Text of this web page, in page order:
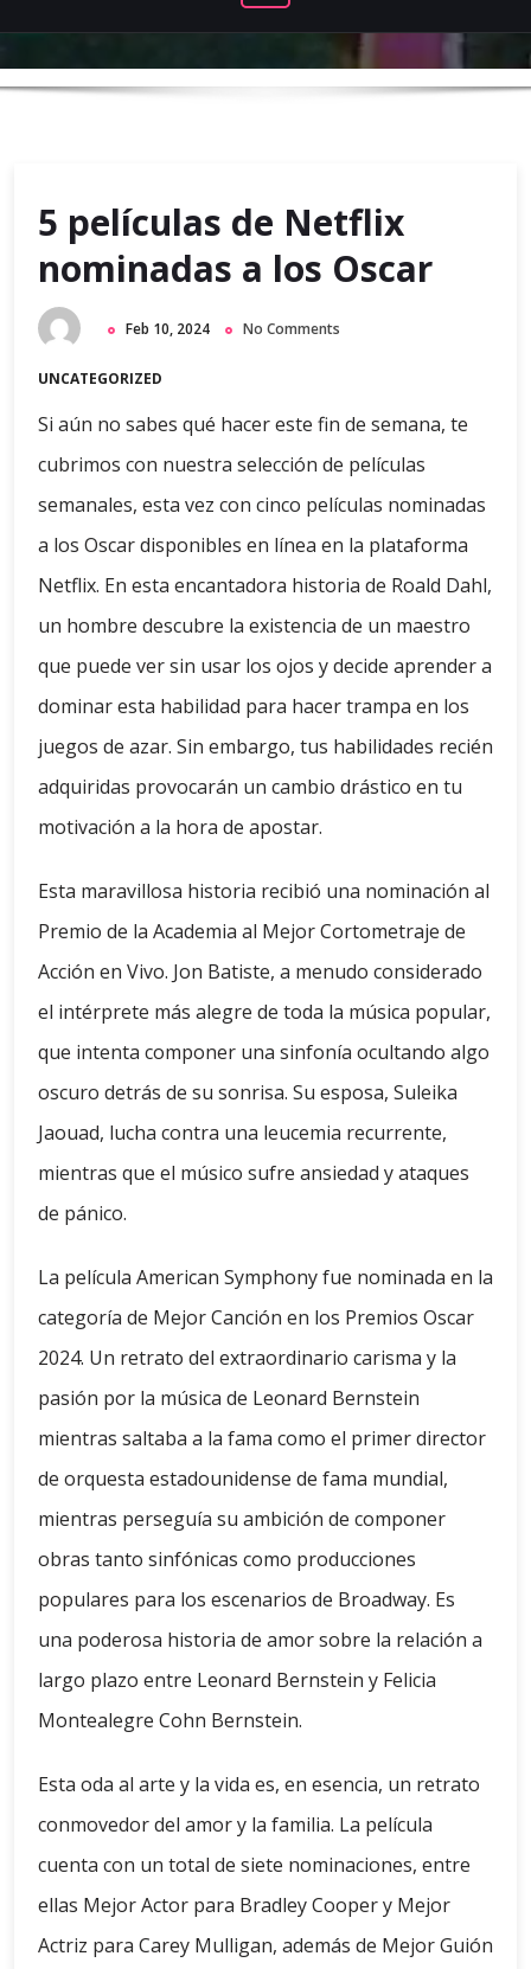
5 películas de Netflix
nominadas a los Oscar
Feb 10, 2024 No Comments
UNCATEGORIZED
Si aún no sabes qué hacer este fin de semana, te
cubrimos con nuestra selección de películas
semanales, esta vez con cinco películas nominadas
a los Oscar disponibles en línea en la plataforma
Netflix. En esta encantadora historia de Roald Dahl,
un hombre descubre la existencia de un maestro
que puede ver sin usar los ojos y decide aprender a
dominar esta habilidad para hacer trampa en los
juegos de azar. Sin embargo, tus habilidades recién
adquiridas provocarán un cambio drástico en tu
motivación a la hora de apostar.
Esta maravillosa historia recibió una nominación al
Premio de la Academia al Mejor Cortometraje de
Acción en Vivo. Jon Batiste, a menudo considerado
el intérprete más alegre de toda la música popular,
que intenta componer una sinfonía ocultando algo
oscuro detrás de su sonrisa. Su esposa, Suleika
Jaouad, lucha contra una leucemia recurrente,
mientras que el músico sufre ansiedad y ataques
de pánico.
La película American Symphony fue nominada en la
categoría de Mejor Canción en los Premios Oscar
2024. Un retrato del extraordinario carisma y la
pasión por la música de Leonard Bernstein
mientras saltaba a la fama como el primer director
de orquesta estadounidense de fama mundial,
mientras perseguía su ambición de componer
obras tanto sinfónicas como producciones
populares para los escenarios de Broadway. Es
una poderosa historia de amor sobre la relación a
largo plazo entre Leonard Bernstein y Felicia
Montealegre Cohn Bernstein.
Esta oda al arte y la vida es, en esencia, un retrato
conmovedor del amor y la familia. La película
cuenta con un total de siete nominaciones, entre
ellas Mejor Actor para Bradley Cooper y Mejor
Actriz para Carey Mulligan, además de Mejor Guión